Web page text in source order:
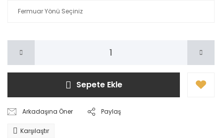
Sepete Ekle
Arkadaşına Öner Paylaş
Karşılaştır